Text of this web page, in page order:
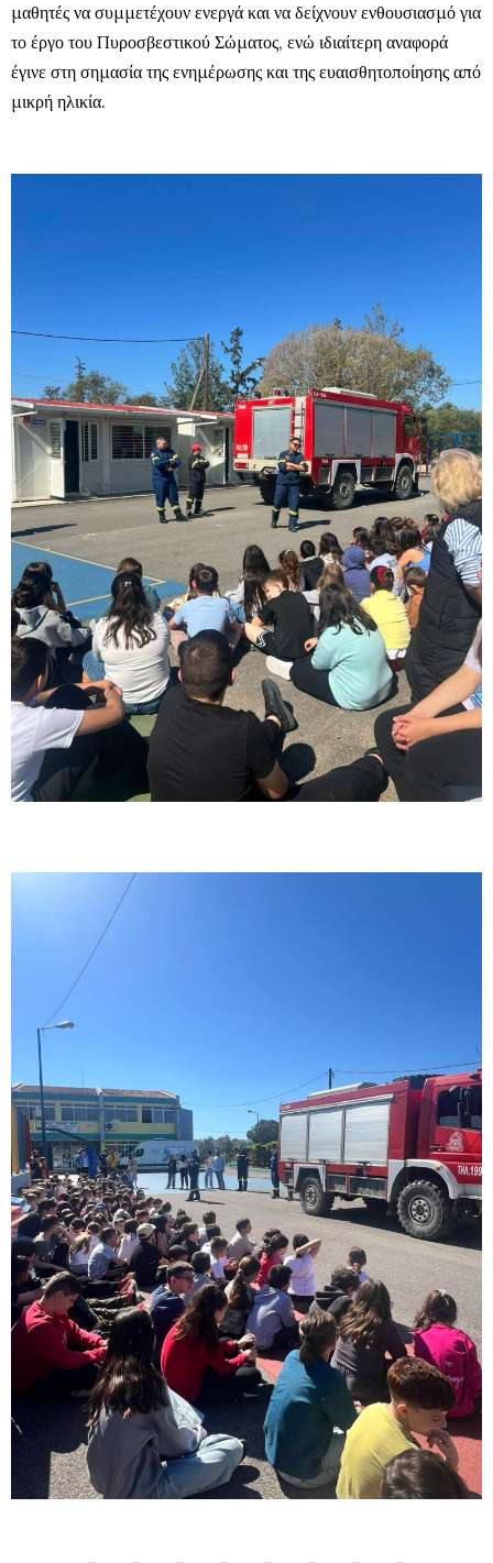
μαθητές να συμμετέχουν ενεργά και να δείχνουν ενθουσιασμό για
το έργο του Πυροσβεστικού Σώματος, ενώ ιδιαίτερη αναφορά
έγινε στη σημασία της ενημέρωσης και της ευαισθητοποίησης από
μικρή ηλικία.